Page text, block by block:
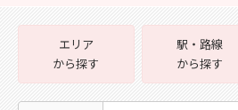
エリア
から探す
駅・路線
から探す